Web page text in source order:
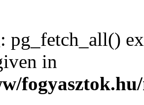
: pg_fetch_all()
in